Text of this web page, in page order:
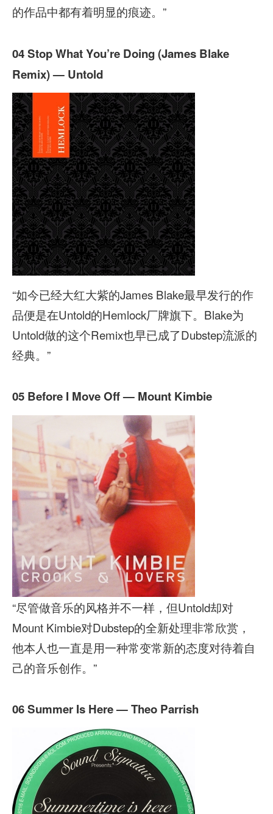
的作品中都有着明显的痕迹。”
04 Stop What You’re Doing (James Blake
Remix) — Untold
“如今已经大红大紫的James Blake最早发行的作
品便是在Untold的Hemlock厂牌旗下。Blake为
Untold做的这个Remix也早已成了Dubstep流派的
经典。”
05 Before I Move Off — Mount Kimbie
“尽管做音乐的风格并不一样，但Untold却对
Mount Kimbie对Dubstep的全新处理非常欣赏，
他本人也一直是用一种常变常新的态度对待着自
己的音乐创作。”
06 Summer Is Here — Theo Parrish